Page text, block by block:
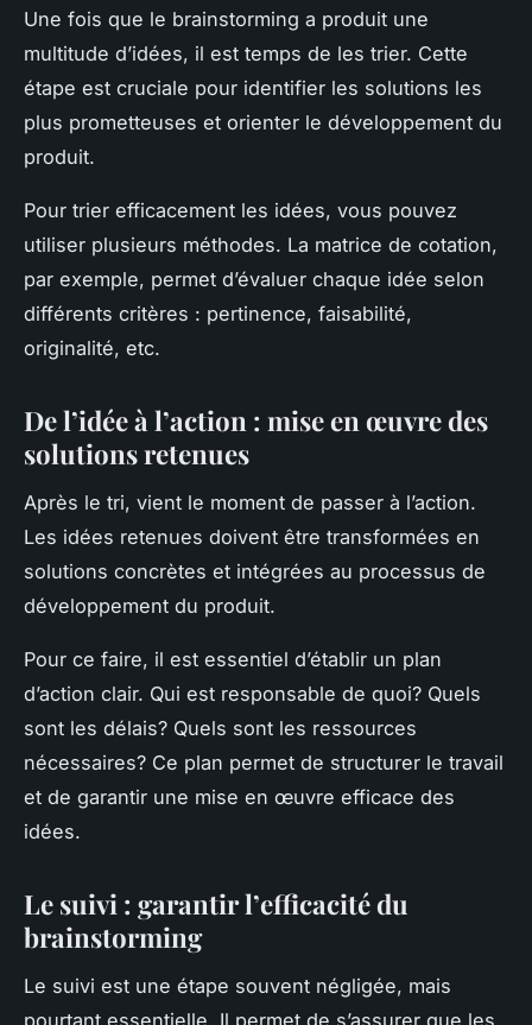
Une fois que le brainstorming a produit une
multitude d’idées, il est temps de les trier. Cette
étape est cruciale pour identifier les solutions les
plus prometteuses et orienter le développement du
produit.
Pour trier efficacement les idées, vous pouvez
utiliser plusieurs méthodes. La matrice de cotation,
par exemple, permet d’évaluer chaque idée selon
différents critères : pertinence, faisabilité,
originalité, etc.
De l’idée à l’action : mise en œuvre des
solutions retenues
Après le tri, vient le moment de passer à l’action.
Les idées retenues doivent être transformées en
solutions concrètes et intégrées au processus de
développement du produit.
Pour ce faire, il est essentiel d’établir un plan
d’action clair. Qui est responsable de quoi? Quels
sont les délais? Quels sont les ressources
nécessaires? Ce plan permet de structurer le travail
et de garantir une mise en œuvre efficace des
idées.
Le suivi : garantir l’efficacité du
brainstorming
Le suivi est une étape souvent négligée, mais
pourtant essentielle. Il permet de s’assurer que les